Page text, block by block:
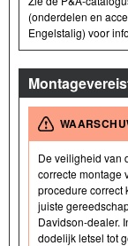
(onderdelen en
Engelstalig) voor
De veiligheid van
correcte montage
procedure correct
juiste
Davidson-dealer.
dodelijk letsel tot